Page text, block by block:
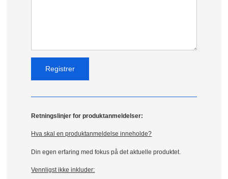
Retningslinjer for produktanmeldelser:
Hva skal en produktanmeldelse inneholde?
Din egen erfaring med fokus på det aktuelle produktet.
Vennligst ikke inkluder: